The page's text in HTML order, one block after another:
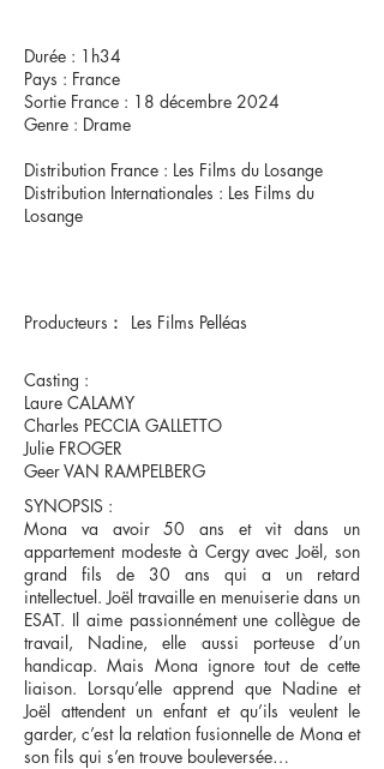
Durée : 1h34
Pays : France
Sortie France : 18 décembre 2024
Genre : Drame
Distribution France : Les Films du Losange
Distribution Internationales : Les Films du
Losange
Producteurs : Les Films Pelléas
Casting :
Laure CALAMY
Charles PECCIA GALLETTO
Julie FROGER
Geer VAN RAMPELBERG
SYNOPSIS :
Mona va avoir 50 ans et vit dans un
appartement modeste à Cergy avec Joël, son
grand fils de 30 ans qui a un retard
intellectuel. Joël travaille en menuiserie dans un
ESAT. Il aime passionnément une collègue de
travail, Nadine, elle aussi porteuse d’un
handicap. Mais Mona ignore tout de cette
liaison. Lorsqu’elle apprend que Nadine et
Joël attendent un enfant et qu’ils veulent le
garder, c’est la relation fusionnelle de Mona et
son fils qui s’en trouve bouleversée…